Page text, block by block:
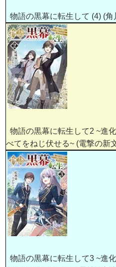
物語の黒幕に転生して (4) (
物語の黒幕に転生して2 ~進
べてをねじ伏せる~ (電撃の新
物語の黒幕に転生して3 ~進